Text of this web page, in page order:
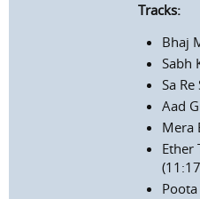
Tracks:
Bhaj
Sabh
Sa Re
Aad
Mera
Ether